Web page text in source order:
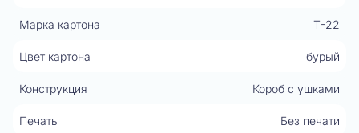
Марка картона Т-22
Цвет картона бурый
Конструкция Короб с ушками
Печать Без печати